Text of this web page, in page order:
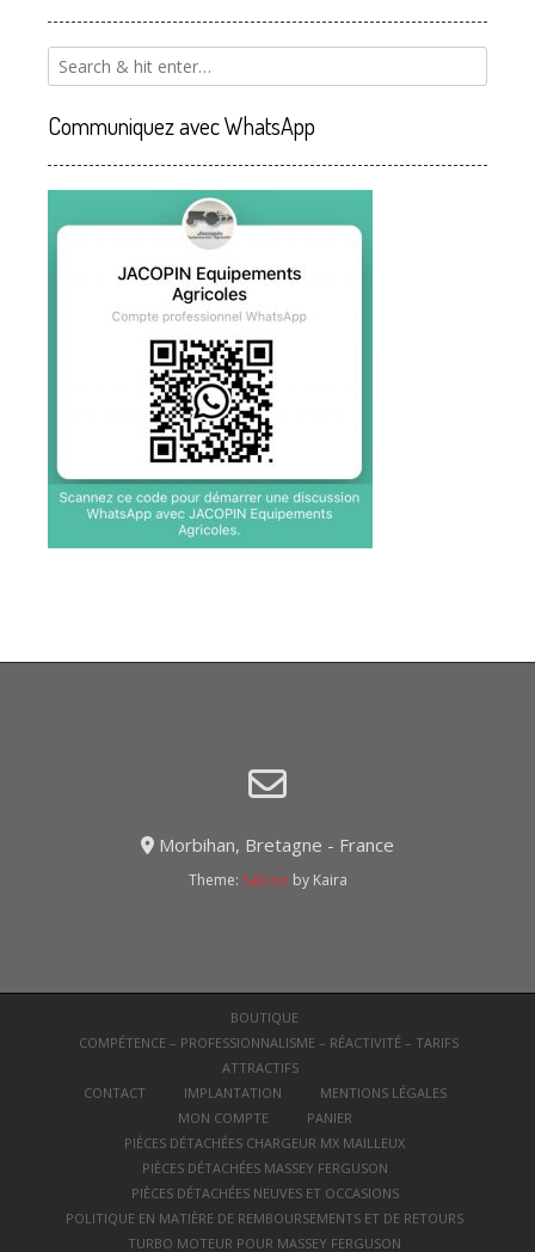
Communiquez avec WhatsApp
Morbihan, Bretagne - France
Theme: Sabino by Kaira
BOUTIQUE
COMPÉTENCE – PROFESSIONNALISME – RÉACTIVITÉ – TARIFS
ATTRACTIFS
CONTACT
IMPLANTATION
MENTIONS LÉGALES
MON COMPTE
PANIER
PIÈCES DÉTACHÉES CHARGEUR MX MAILLEUX
PIÈCES DÉTACHÉES MASSEY FERGUSON
PIÈCES DÉTACHÉES NEUVES ET OCCASIONS
POLITIQUE EN MATIÈRE DE REMBOURSEMENTS ET DE RETOURS
TURBO MOTEUR POUR MASSEY FERGUSON